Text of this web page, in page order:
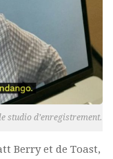
studio d’enregistrement.
Berry et de Toast,